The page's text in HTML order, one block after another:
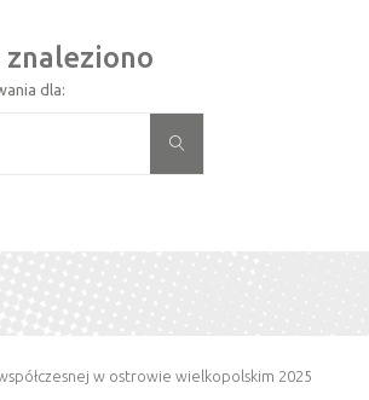
znaleziono
dla:
Szukaj
w ostrowie wielkopolskim 2025